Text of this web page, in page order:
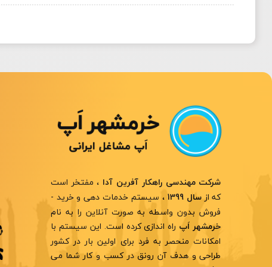
شرکت مهندسی راهکار آفرین آدا ، مفتخر است
که ازسال 1399
، سیستم خدمات دهی و خرید -
فروش بدون واسطه به صورت آنلاین را به نام
خرمشهر اَپ راه اندازی کرده است. این سیستم با
امکانات منحصر به فرد برای اولین بار در کشور
طراحی و هدف آن رونق در کسب و کار شما می